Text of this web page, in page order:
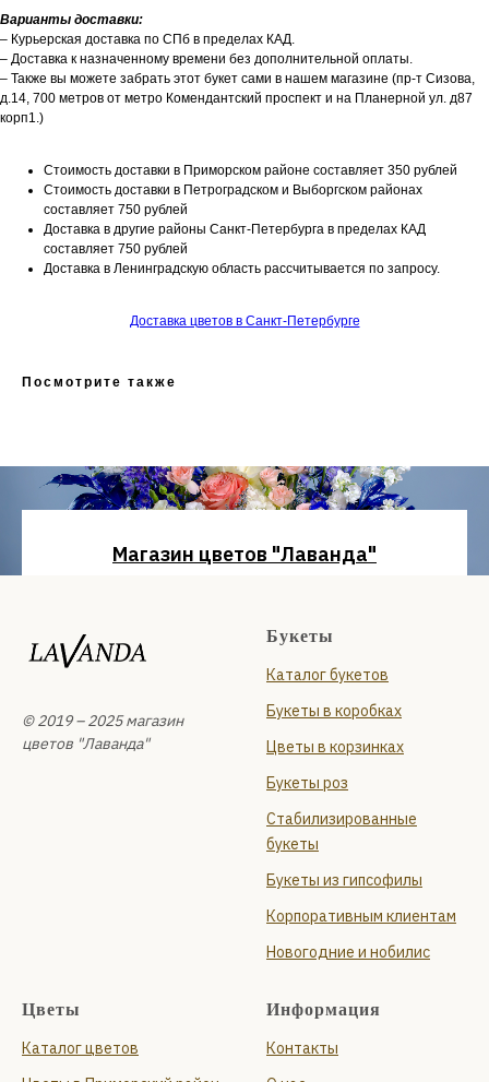
Варианты доставки:
– Курьерская доставка по СПб в пределах КАД.
– Доставка к назначенному времени без дополнительной оплаты.
– Также вы можете забрать этот букет сами в нашем магазине (пр-т Сизова,
д.14, 700 метров от метро Комендантский проспект и на Планерной ул. д87
корп1.)
Стоимость доставки в Приморском районе составляет 350 рублей
Стоимость доставки в Петроградском и Выборгском районах
составляет 750 рублей
Доставка в другие районы Санкт-Петербурга в пределах КАД
составляет 750 рублей
Доставка в Ленинградскую область рассчитывается по запросу.
Доставка цветов в Санкт-Петербурге
Посмотрите также
Магазин цветов "Лаванда"
проспект Сизова, 14
Ежедневно с 09:00 до 22:00
+7 (931) 210-10-24
Планерная улица, 87 к1, стр. 1
Ежедневно с 09:00 до 22:00
© 2019 – 2025 магазин
цветов "Лаванда"
Букеты
Каталог букетов
Букеты в коробках
Цветы в корзинках
Букеты роз
Стабилизированные
букеты
Букеты из гипсофилы
Корпоративным клиентам
Новогодние и нобилис
Цветы
Каталог цветов
Информация
Контакты